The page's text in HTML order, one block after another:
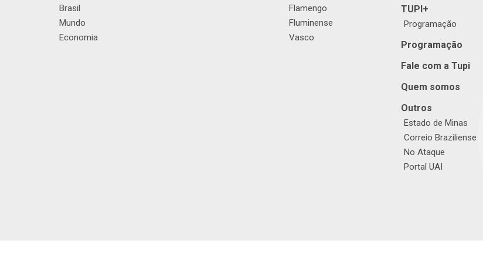
Brasil
Mundo
Economia
Flamengo
Fluminense
Vasco
TUPI+
Programação
Programação
Fale com a Tupi
Quem somos
Outros
Estado de Minas
Correio Braziliense
No Ataque
Portal UAI